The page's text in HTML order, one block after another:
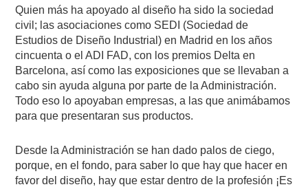
Quien más ha apoyado al diseño ha sido la sociedad
civil; las asociaciones como SEDI (Sociedad de
Estudios de Diseño Industrial) en Madrid en los años
cincuenta o el ADI FAD, con los premios Delta en
Barcelona, así como las exposiciones que se llevaban a
cabo sin ayuda alguna por parte de la Administración.
Todo eso lo apoyaban empresas, a las que animábamos
para que presentaran sus productos.
Desde la Administración se han dado palos de ciego,
porque, en el fondo, para saber lo que hay que hacer en
favor del diseño, hay que estar dentro de la profesión ¡Es